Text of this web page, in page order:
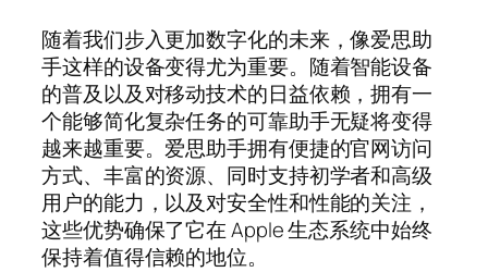
随着我们步入更加数字化的未来，像爱思助
手这样的设备变得尤为重要。随着智能设备
的普及以及对移动技术的日益依赖，拥有一
个能够简化复杂任务的可靠助手无疑将变得
越来越重要。爱思助手拥有便捷的官网访问
方式、丰富的资源、同时支持初学者和高级
用户的能力，以及对安全性和性能的关注，
这些优势确保了它在 Apple 生态系统中始终
保持着值得信赖的地位。